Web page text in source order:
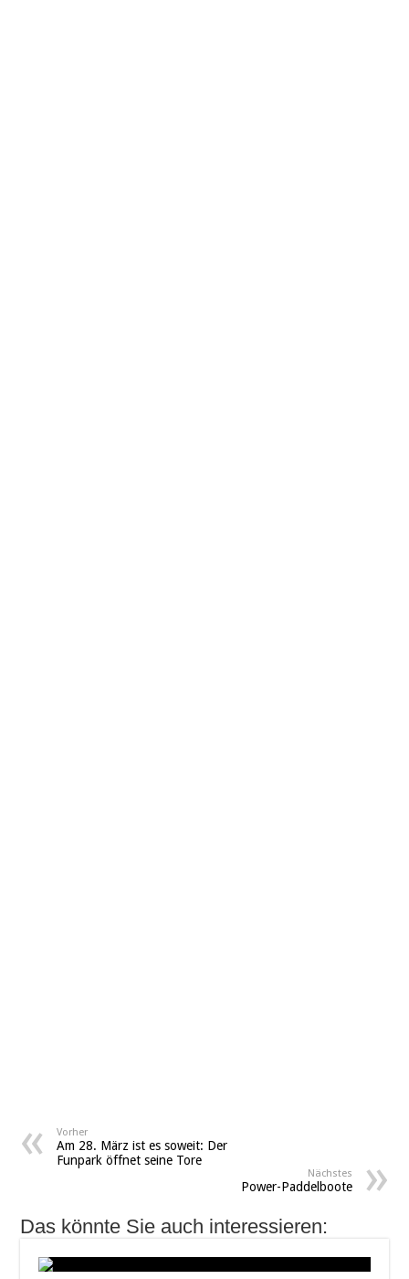
Vorher
Am 28. März ist es soweit: Der
Funpark öffnet seine Tore
Nächstes
Power-Paddelboote
Das könnte Sie auch interessieren: